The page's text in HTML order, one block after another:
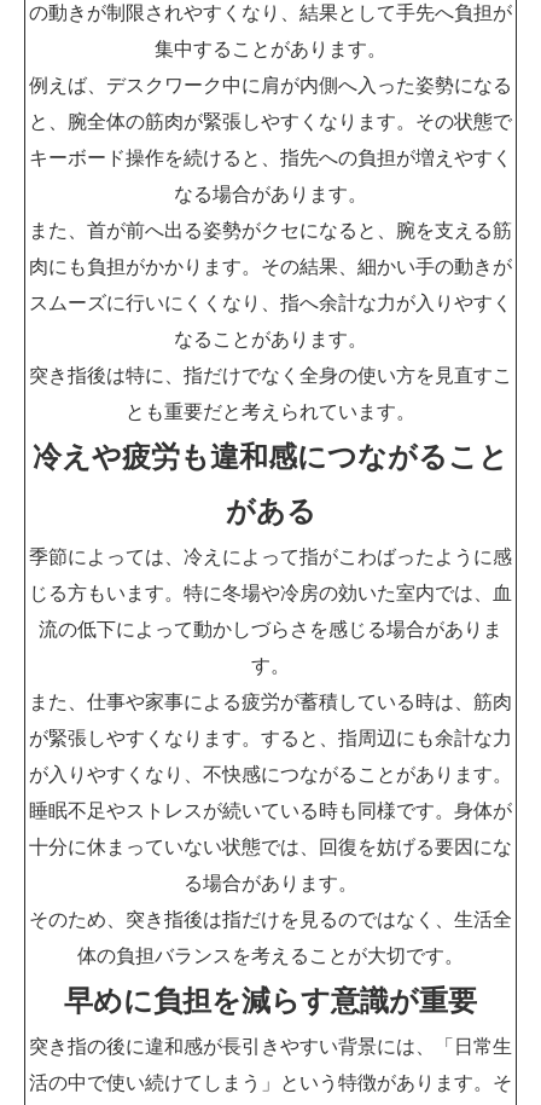
の動きが制限されやすくなり、結果として手先へ負担が
集中することがあります。
例えば、デスクワーク中に肩が内側へ入った姿勢になる
と、腕全体の筋肉が緊張しやすくなります。その状態で
キーボード操作を続けると、指先への負担が増えやすく
なる場合があります。
また、首が前へ出る姿勢がクセになると、腕を支える筋
肉にも負担がかかります。その結果、細かい手の動きが
スムーズに行いにくくなり、指へ余計な力が入りやすく
なることがあります。
突き指後は特に、指だけでなく全身の使い方を見直すこ
とも重要だと考えられています。
冷えや疲労も違和感につながること
がある
季節によっては、冷えによって指がこわばったように感
じる方もいます。特に冬場や冷房の効いた室内では、血
流の低下によって動かしづらさを感じる場合がありま
す。
また、仕事や家事による疲労が蓄積している時は、筋肉
が緊張しやすくなります。すると、指周辺にも余計な力
が入りやすくなり、不快感につながることがあります。
睡眠不足やストレスが続いている時も同様です。身体が
十分に休まっていない状態では、回復を妨げる要因にな
る場合があります。
そのため、突き指後は指だけを見るのではなく、生活全
体の負担バランスを考えることが大切です。
早めに負担を減らす意識が重要
突き指の後に違和感が長引きやすい背景には、「日常生
活の中で使い続けてしまう」という特徴があります。そ